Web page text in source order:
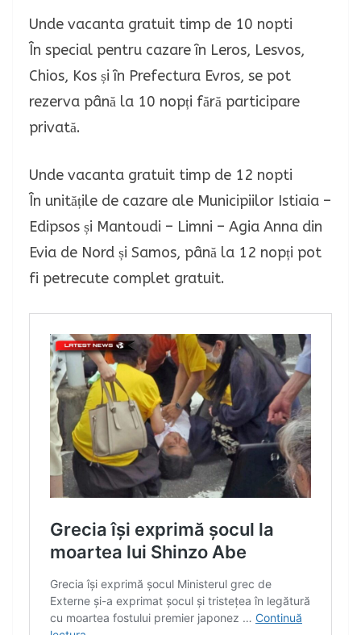
Unde vacanta gratuit timp de 10 nopti
În special pentru cazare în Leros, Lesvos,
Chios, Kos și în Prefectura Evros, se pot
rezerva până la 10 nopți fără participare
privată.
Unde vacanta gratuit timp de 12 nopti
În unitățile de cazare ale Municipiilor Istiaia –
Edipsos și Mantoudi – Limni – Agia Anna din
Evia de Nord și Samos, până la 12 nopți pot
fi petrecute complet gratuit.